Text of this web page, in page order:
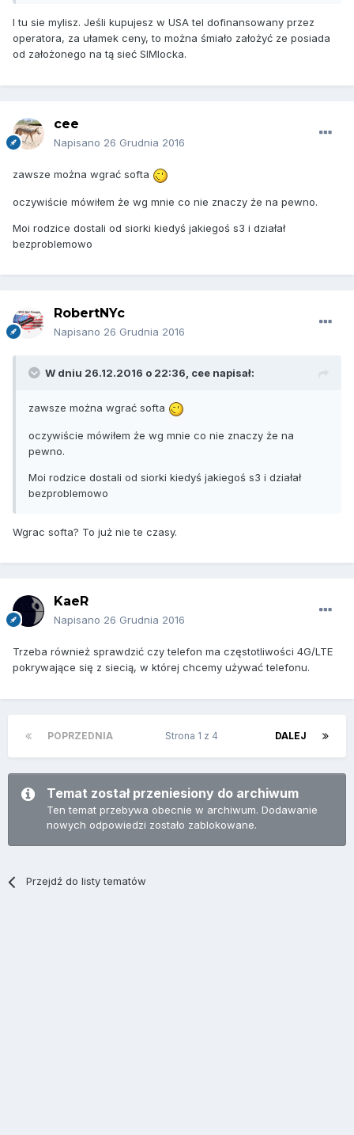
Ja miałem sytuację taką że mój sony Z w 2014 nie chciał
chodzić w USA na normalnym poziomie ( 4g, LTE itp ) ale
sądzę że to była kwestia niekompetentnego koleszki z t-
wszystkich częstotliwościach, oczywiście jeśli mówimy o
modelach wyższych.
I tu sie mylisz. Jeśli kupujesz w USA tel dofinansowany przez
operatora, za ułamek ceny, to można śmiało założyć ze posiada
od założonego na tą sieć SIMlocka.
cee
Napisano 26 Grudnia 2016
zawsze można wgrać softa
oczywiście mówiłem że wg mnie co nie znaczy że na pewno.
Moi rodzice dostali od siorki kiedyś jakiegoś s3 i działał
bezproblemowo
RobertNYc
Napisano 26 Grudnia 2016
W dniu 26.12.2016 o 22:36, cee napisał:
zawsze można wgrać softa
oczywiście mówiłem że wg mnie co nie znaczy że na
pewno.
Moi rodzice dostali od siorki kiedyś jakiegoś s3 i działał
bezproblemowo
Wgrac softa? To już nie te czasy.
KaeR
Napisano 26 Grudnia 2016
Trzeba również sprawdzić czy telefon ma częstotliwości 4G/LTE
pokrywające się z siecią, w której chcemy używać telefonu.
POPRZEDNIA DALEJ
Strona 1 z 4
Temat został przeniesiony do archiwum
Ten temat przebywa obecnie w archiwum. Dodawanie
nowych odpowiedzi zostało zablokowane.
Przejdź do listy tematów